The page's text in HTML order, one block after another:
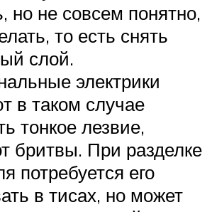
но не совсем понятно,
то есть снять
слой.
электрики
в таком случае
тонкое лезвие,
бритвы. При разделке
потребуется его
в тисах, но может